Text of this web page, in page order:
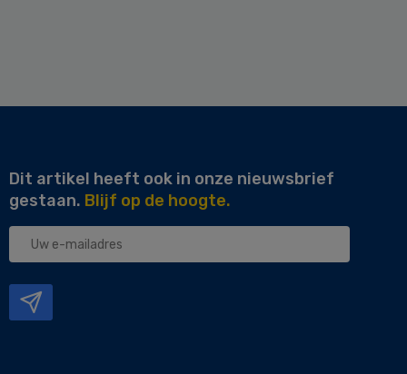
Dit artikel heeft ook in onze nieuwsbrief
gestaan. Blijf op de hoogte.
Uw